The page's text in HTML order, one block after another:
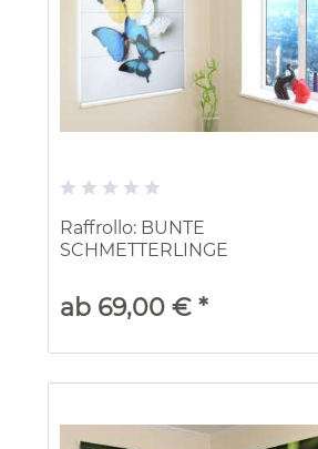
Raffrollo: BUNTE
SCHMETTERLINGE
ab 69,00 € *